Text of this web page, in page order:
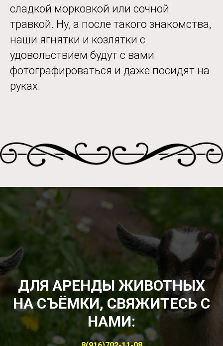
сладкой морковкой или сочной
травкой. Ну, а после такого знакомства,
наши ягнятки и козлятки с
удовольствием будут с вами
фотографироваться и даже посидят на
руках.
ДЛЯ АРЕНДЫ ЖИВОТНЫХ
НА СЪЁМКИ, СВЯЖИТЕСЬ С
НАМИ: